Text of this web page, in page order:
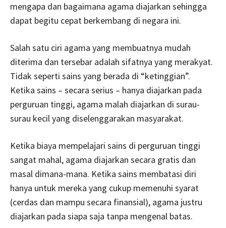
mengapa dan bagaimana agama diajarkan sehingga
dapat begitu cepat berkembang di negara ini.
Salah satu ciri agama yang membuatnya mudah
diterima dan tersebar adalah sifatnya yang merakyat.
Tidak seperti sains yang berada di “ketinggian”.
Ketika sains – secara serius – hanya diajarkan pada
perguruan tinggi, agama malah diajarkan di surau-
surau kecil yang diselenggarakan masyarakat.
Ketika biaya mempelajari sains di perguruan tinggi
sangat mahal, agama diajarkan secara gratis dan
masal dimana-mana. Ketika sains membatasi diri
hanya untuk mereka yang cukup memenuhi syarat
(cerdas dan mampu secara finansial), agama justru
diajarkan pada siapa saja tanpa mengenal batas.